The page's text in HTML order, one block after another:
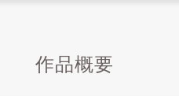
作品概要